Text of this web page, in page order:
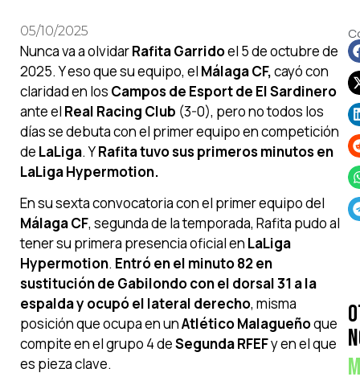
05/10/2025
Nunca va a olvidarRafita Garridoel 5 de octubre de
2025. Y eso que su equipo, el Málaga CF,cayó con
claridad en los Campos de Esport de El Sardinero
ante el Real Racing Club (3-0), pero no todos los
días se debuta con el primer equipo en competición
de LaLiga. YRafita tuvo sus primeros minutos en
LaLiga Hypermotion.
En su sexta convocatoria con el primer equipo del
Málaga CF, segunda de la temporada, Rafita pudo al
tener su primera presencia oficial en LaLiga
Hypermotion. Entró en el minuto 82 en
sustitución de Gabilondo con el dorsal 31 a la
espalda y ocupó el lateral derecho, misma
posición que ocupa en unAtlético Malagueñoque
compite en el grupo 4 deSegunda RFEFy en el que
es pieza clave.